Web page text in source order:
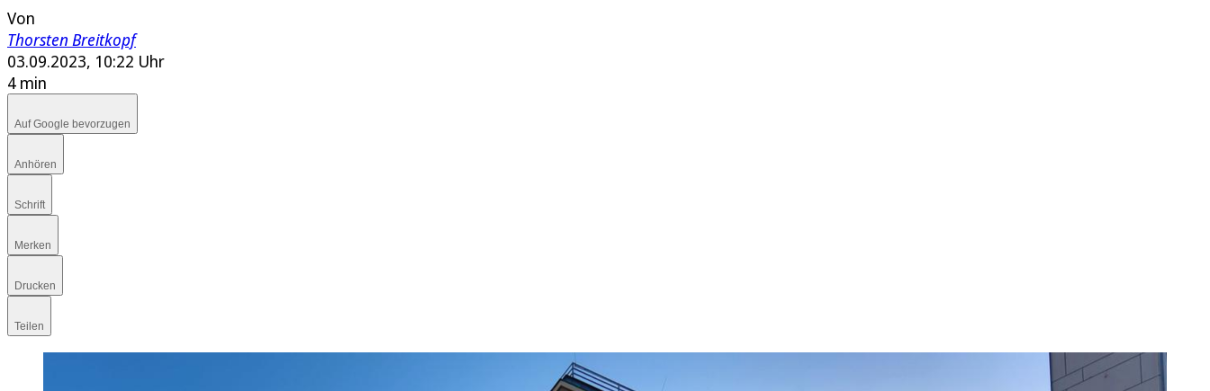
Von
Thorsten Breitkopf
03.09.2023, 10:22 Uhr
4 min
Auf Google bevorzugen
Anhören
Schrift
Merken
Drucken
Teilen